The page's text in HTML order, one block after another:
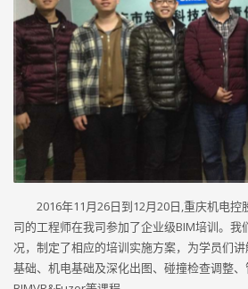
2016年11月26日到12月20日,重庆机电
司的工程师在我司参加了企业级BIM培训。我
况，制定了相应的培训实施方案，为学员们
基础、机电基础及深化出图、碰撞检查调整